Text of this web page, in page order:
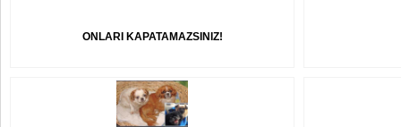
ONLARI KAPATAMAZSINIZ!